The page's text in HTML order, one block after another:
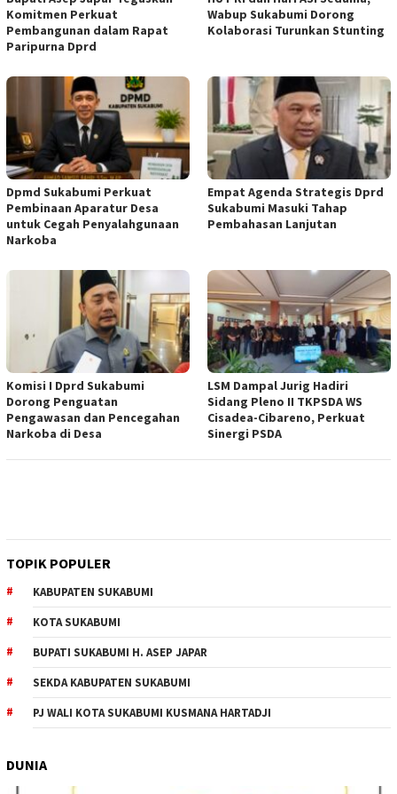
Komitmen Perkuat
Pembangunan dalam Rapat
Paripurna Dprd
Wabup Sukabumi Dorong
Kolaborasi Turunkan Stunting
Dpmd Sukabumi Perkuat
Pembinaan Aparatur Desa
untuk Cegah Penyalahgunaan
Narkoba
Empat Agenda Strategis Dprd
Sukabumi Masuki Tahap
Pembahasan Lanjutan
Komisi I Dprd Sukabumi
Dorong Penguatan
Pengawasan dan Pencegahan
Narkoba di Desa
LSM Dampal Jurig Hadiri
Sidang Pleno II TKPSDA WS
Cisadea-Cibareno, Perkuat
Sinergi PSDA
TOPIK POPULER
KABUPATEN SUKABUMI
KOTA SUKABUMI
BUPATI SUKABUMI H. ASEP JAPAR
SEKDA KABUPATEN SUKABUMI
PJ WALI KOTA SUKABUMI KUSMANA HARTADJI
DUNIA